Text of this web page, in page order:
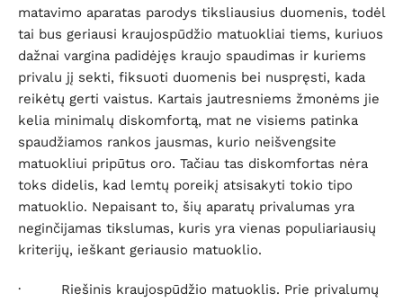
matavimo aparatas parodys tiksliausius duomenis, todėl
tai bus geriausi kraujospūdžio matuokliai tiems, kuriuos
dažnai vargina padidėjęs kraujo spaudimas ir kuriems
privalu jį sekti, fiksuoti duomenis bei nuspręsti, kada
reikėtų gerti vaistus. Kartais jautresniems žmonėms jie
kelia minimalų diskomfortą, mat ne visiems patinka
spaudžiamos rankos jausmas, kurio neišvengsite
matuokliui pripūtus oro. Tačiau tas diskomfortas nėra
toks didelis, kad lemtų poreikį atsisakyti tokio tipo
matuoklio. Nepaisant to, šių aparatų privalumas yra
neginčijamas tikslumas, kuris yra vienas populiariausių
kriterijų, ieškant geriausio matuoklio.
· Riešinis kraujospūdžio matuoklis. Prie privalumų